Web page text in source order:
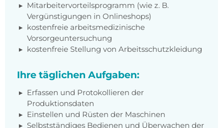
Mitarbeitervorteilsprogramm (wie z. B.
Vergünstigungen in Onlineshops)
kostenfreie arbeitsmedizinische
Vorsorgeuntersuchung
kostenfreie Stellung von Arbeitsschutzkleidung
Ihre täglichen Aufgaben:
Erfassen und Protokollieren der
Produktionsdaten
Einstellen und Rüsten der Maschinen
Selbstständiges Bedienen und Überwachen der